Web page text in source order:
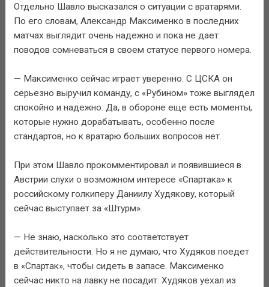
Отдельно Шавло высказался о ситуации с вратарями.
По его словам, Александр Максименко в последних
матчах выглядит очень надежно и пока не дает
поводов сомневаться в своем статусе первого номера.
— Максименко сейчас играет уверенно. С ЦСКА он
серьезно выручил команду, с «Рубином» тоже выглядел
спокойно и надежно. Да, в обороне еще есть моменты,
которые нужно дорабатывать, особенно после
стандартов, но к вратарю больших вопросов нет.
При этом Шавло прокомментировал и появившиеся в
Австрии слухи о возможном интересе «Спартака» к
российскому голкиперу Даниилу Худякову, который
сейчас выступает за «Штурм».
— Не знаю, насколько это соответствует
действительности. Но я не думаю, что Худяков поедет
в «Спартак», чтобы сидеть в запасе. Максименко
сейчас никто на лавку не посадит. Худяков уехал из